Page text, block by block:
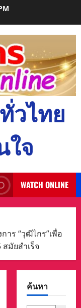
วไทย
ใจ
WATCH ONLINE
าร “วุฒิไกร”เพื่อ
มัยสำเร็จ
ค้นหา